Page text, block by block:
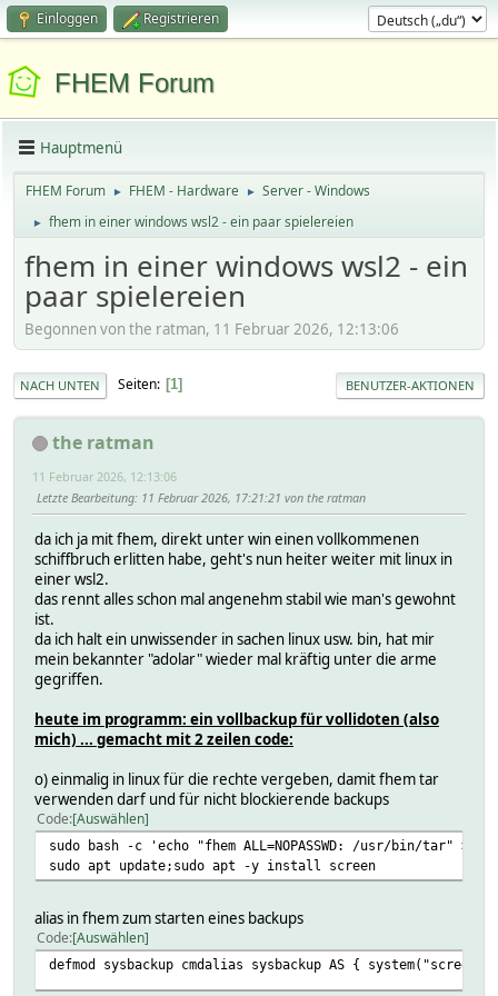
Einloggen Registrieren
FHEM Forum
Hauptmenü
FHEM Forum ► FHEM - Hardware ► Server - Windows
► fhem in einer windows wsl2 - ein paar spielereien
fhem in einer windows wsl2 - ein
paar spielereien
Begonnen von the ratman, 11 Februar 2026, 12:13:06
NACH UNTEN Seiten 1 BENUTZER-AKTIONEN
the ratman
11 Februar 2026, 12:13:06
Letzte Bearbeitung: 11 Februar 2026, 17:21:21 von the ratman
da ich ja mit fhem, direkt unter win einen vollkommenen
schiffbruch erlitten habe, geht's nun heiter weiter mit linux in
einer wsl2.
das rennt alles schon mal angenehm stabil wie man's gewohnt
ist.
da ich halt ein unwissender in sachen linux usw. bin, hat mir
mein bekannter "adolar" wieder mal kräftig unter die arme
gegriffen.
heute im programm: ein vollbackup für vollidoten (also
mich) ... gemacht mit 2 zeilen code:
o) einmalig in linux für die rechte vergeben, damit fhem tar
verwenden darf und für nicht blockierende backups
Code Auswählen
sudo bash -c 'echo "fhem ALL=NOPASSWD: /usr/bin/tar" >>
sudo apt update;sudo apt -y install screen
alias in fhem zum starten eines backups
Code Auswählen
defmod sysbackup cmdalias sysbackup AS {